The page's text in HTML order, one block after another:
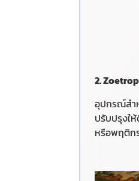
2.
อุปกรณ์สำ
ปรับปรุงใ
หรือพฤติก